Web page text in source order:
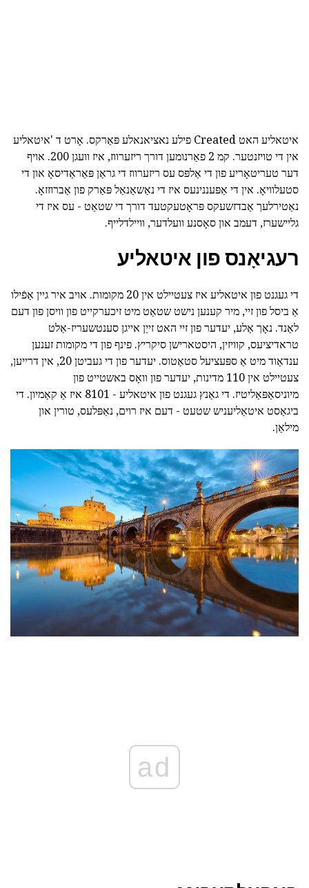
איטאליע האט Created פילע נאציאנאלע פּאַרקס. אָרט ד 'איטאליע
אין די טויזנטער. קמ 2 פאַרנומען דורך ריזערווז, איז וועגן 200. אויף
דער טעריטאָריע פון די אַלפּס עס ריזערווז די גראַן פּאַראַדיסאָ און די
סטעלוויאָ. אין די אַפּעננינעס איז די נאַשאַנאַל פּאַרק פון אַברוזזאָ.
נאַטירלעך אַבדזשעקס פּראָטעקטעד דורך די שטאַט - עס איז די
גליישערז, דעמב און סאָסנע וועלדער, וויילדלייף.
רעגיאָנס פון איטאליע
די געגנט פון איטאליע איז צעטיילט אין 20 מקומות. אויב איר גיין אַפֿילו
אַ ביסל פון זיי, מיר קענען נישט שטאַט מיט זיכערקייט פון וויסן פון דעם
לאַנד. נאָך אַלע, יעדער פון זיי האט זייַן אייגן סענטשעריז-אַלט
טראדיציעס, קוויזין, היסטארישן סיקריץ. פינף פון די מקומות זענען
ענדאַוד מיט אַ ספּעציעל סטאַטוס. יעדער פון די געביטן 20, אין דרייען,
צעטיילט אין 110 מדינות, יעדער פון וואָס באשטייט פון
מיוניסאַפּאַליטיז. די גאַנץ געגנט פון איטאליע - 8101 איז אַ קאַמיון. די
ביגאַסט איטאַליעניש שטעט - דעם איז רוים, נאַפּלעס, טורין און
מילאַן.
ad